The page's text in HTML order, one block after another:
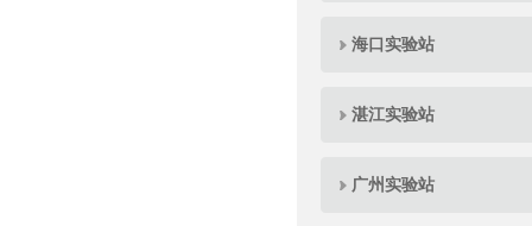
海口实验站
湛江实验站
广州实验站